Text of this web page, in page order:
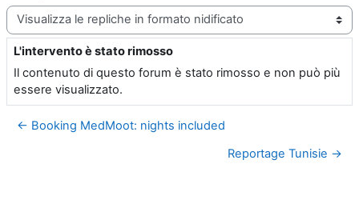
Modalità visualizzazione
L'intervento è stato rimosso
Numero di risposte: 0
Il contenuto di questo forum è stato rimosso e non può più
essere visualizzato.
← Booking MedMoot: nights included
Reportage Tunisie →